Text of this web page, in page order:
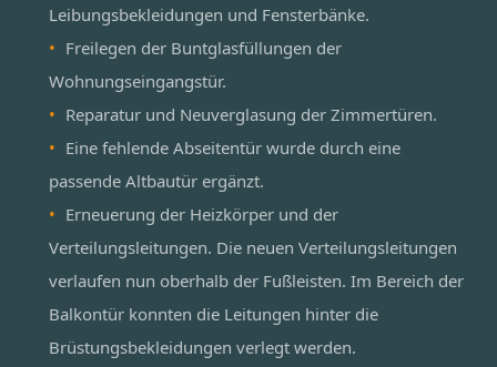
Leibungsbekleidungen und Fensterbänke.
Freilegen der Buntglasfüllungen der
Wohnungseingangstür.
Reparatur und Neuverglasung der Zimmertüren.
Eine fehlende Abseitentür wurde durch eine
passende Altbautür ergänzt.
Erneuerung der Heizkörper und der
Verteilungsleitungen. Die neuen Verteilungsleitungen
verlaufen nun oberhalb der Fußleisten. Im Bereich der
Balkontür konnten die Leitungen hinter die
Brüstungsbekleidungen verlegt werden.